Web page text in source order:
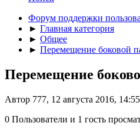
Форум поддержки
► Главная категория
► Общее
► Перемещение боковой
Перемещение
Автор 777, 12 августа 2016, 14:55
0 Пользователи и 1 гость